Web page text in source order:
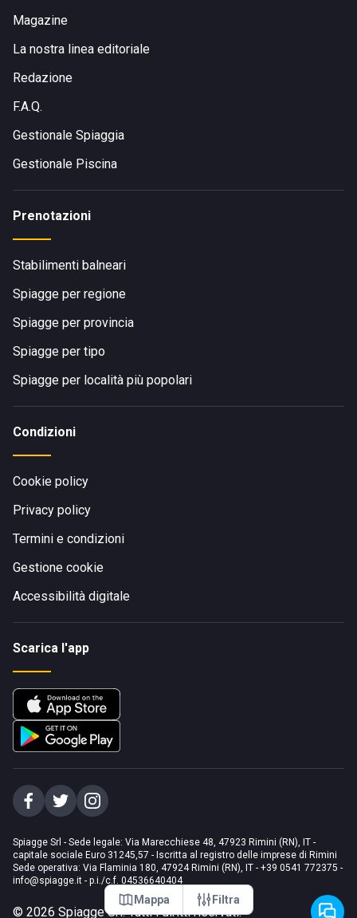
Mappa Filtra
Magazine
La nostra linea editoriale
Redazione
F.A.Q.
Gestionale Spiaggia
Gestionale Piscina
Prenotazioni
Stabilimenti balneari
Spiagge per regione
Spiagge per provincia
Spiagge per tipo
Spiagge per località più popolari
Condizioni
Cookie policy
Privacy policy
Termini e condizioni
Gestione cookie
Accessibilità digitale
Scarica l'app
Spiagge Srl - Sede legale: Via Marecchiese 48, 47923 Rimini (RN), IT -
capitale sociale Euro 31245,57 - Iscritta al registro delle imprese di Rimini
Sede operativa: Via Flaminia 180, 47924 Rimini (RN), IT - +39 0541 772375 -
info@spiagge.it - p.i./c.f. 04536640404
© 2026 Spiagge Srl. Tutti i diritti riservati.